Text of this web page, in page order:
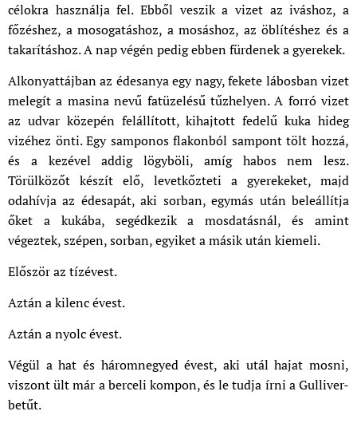
célokra használja fel. Ebből veszik a vizet az iváshoz, a
főzéshez, a mosogatáshoz, a mosáshoz, az öblítéshez és a
takarításhoz. A nap végén pedig ebben fürdenek a gyerekek.
Alkonyattájban az édesanya egy nagy, fekete lábosban vizet
melegít a masina nevű fatüzelésű tűzhelyen. A forró vizet
az udvar közepén felállított, kihajtott fedelű kuka hideg
vizéhez önti. Egy samponos flakonból sampont tölt hozzá,
és a kezével addig lögyböli, amíg habos nem lesz.
Törülközőt készít elő, levetkőzteti a gyerekeket, majd
odahívja az édesapát, aki sorban, egymás után beleállítja
őket a kukába, segédkezik a mosdatásnál, és amint
végeztek, szépen, sorban, egyiket a másik után kiemeli.
Először az tízévest.
Aztán a kilenc évest.
Aztán a nyolc évest.
Végül a hat és háromnegyed évest, aki utál hajat mosni,
viszont ült már a berceli kompon, és le tudja írni a Gulliver-
betűt.